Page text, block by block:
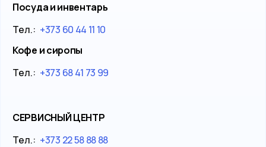
Посуда и инвентарь
Тел.: +373 60 44 11 10
Кофе и сиропы
Тел.: +373 68 41 73 99
СЕРВИСНЫЙ ЦЕНТР
Тел.: +373 22 58 88 88